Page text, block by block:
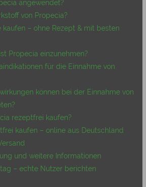
angewendet?
von Propecia?
kaufen – ohne Rezept & mit besten
Propecia einzunehmen?
für die Einnahme von
können bei der Einnahme von
rezeptfrei kaufen?
kaufen – online aus Deutschland
und weitere Informationen
– echte Nutzer berichten